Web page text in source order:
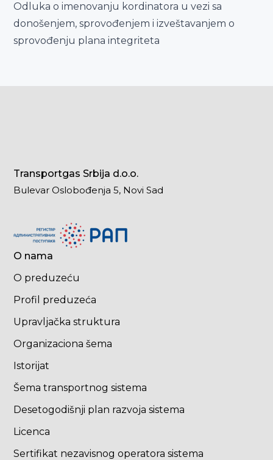
Odluka o imenovanju kordinatora u vezi sa
donošenjem, sprovođenjem i izveštavanjem o
sprovođenju plana integriteta
Transportgas Srbija d.o.o.
Bulevar Oslobođenja 5, Novi Sad
O nama
O preduzeću
Profil preduzeća
Upravljačka struktura
Organizaciona šema
Istorijat
Šema transportnog sistema
Desetogodišnji plan razvoja sistema
Licenca
Sertifikat nezavisnog operatora sistema